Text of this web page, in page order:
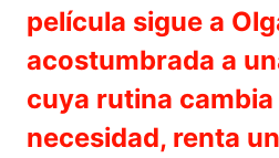
película sigue a
acostumbrada a
cuya rutina
necesidad, renta